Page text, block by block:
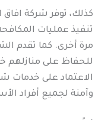
كذلك، توفر شركة افاق
تنفيذ عمليات
مرة أخرى. كما تقدم
للحفاظ على منازلهم
الاعتماد على خدمات
وآمنة لجميع أفراد